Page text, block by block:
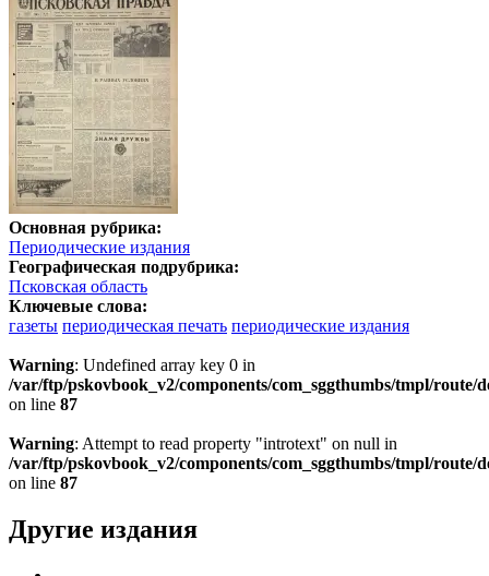
Основная рубрика:
Периодические издания
Географическая подрубрика:
Псковская область
Ключевые слова:
газеты периодическая печать периодические издания
Warning: Undefined array key 0 in
/var/ftp/pskovbook_v2/components/com_sggthumbs/tmpl/route/
on line 87
Warning: Attempt to read property "introtext" on null in
/var/ftp/pskovbook_v2/components/com_sggthumbs/tmpl/route/
on line 87
Другие издания